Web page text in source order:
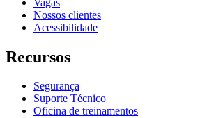
Nossos clientes
Acessibilidade
Recursos
Segurança
Suporte Técnico
Oficina de treinamentos